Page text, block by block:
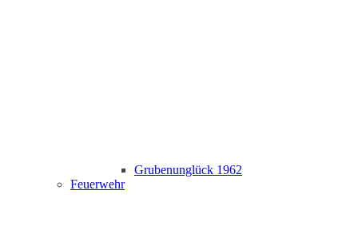
Grubenunglück 1962
Feuerwehr